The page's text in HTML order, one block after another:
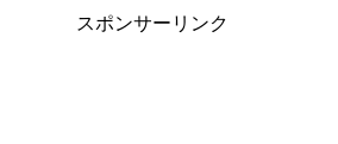
スポンサーリンク